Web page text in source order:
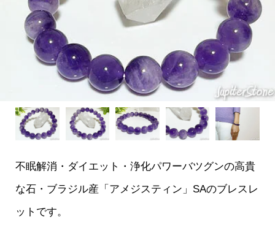
不眠解消・ダイエット・浄化パワーバツグンの高貴
な石・ブラジル産「アメジスティン」SAのブレスレ
ットです。